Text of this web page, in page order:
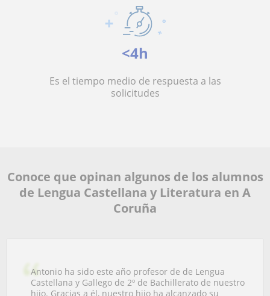
<4h
Es el tiempo medio de respuesta a las
solicitudes
Conoce que opinan algunos de los alumnos
de Lengua Castellana y Literatura en A
Coruña
Antonio ha sido este año profesor de de Lengua
Castellana y Gallego de 2º de Bachillerato de nuestro
hijo. Gracias a él, nuestro hijo ha alcanzado su